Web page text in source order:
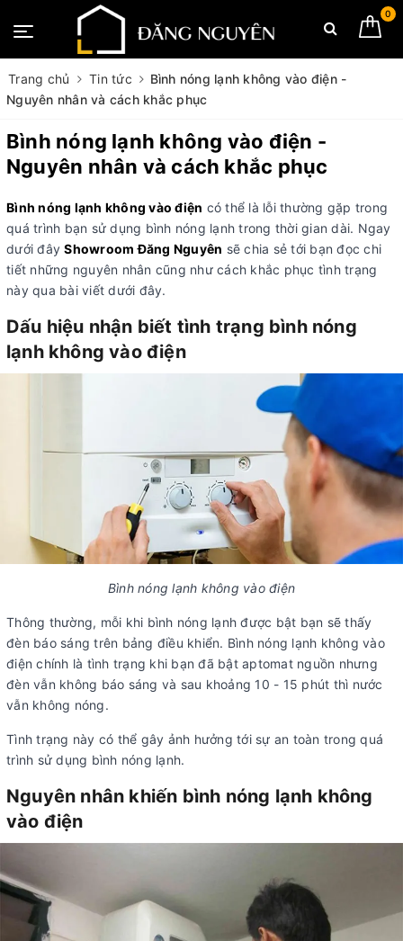
0
Trang chủ Tin tức
Bình nóng lạnh không vào điện -
Nguyên nhân và cách khắc phục
Bình nóng lạnh không vào điện -
Nguyên nhân và cách khắc phục
Bình nóng lạnh không vào điện có thể là lỗi thường gặp trong
quá trình bạn sử dụng bình nóng lạnh trong thời gian dài. Ngay
dưới đâyShowroom Đăng Nguyên sẽ chia sẻ tới bạn đọc chi
tiết những nguyên nhân cũng như cách khắc phục tình trạng
này qua bài viết dưới đây.
Dấu hiệu nhận biết tình trạng bình nóng
lạnh không vào điện
Bình nóng lạnh không vào điện
Thông thường, mỗi khi bình nóng lạnh được bật bạn sẽ thấy
đèn báo sáng trên bảng điều khiển. Bình nóng lạnh không vào
điện chính là tình trạng khi bạn đã bật aptomat nguồn nhưng
đèn vẫn không báo sáng và sau khoảng 10 - 15 phút thì nước
vẫn không nóng.
Tình trạng này có thể gây ảnh hưởng tới sự an toàn trong quá
trình sử dụng bình nóng lạnh.
Nguyên nhân khiến bình nóng lạnh không
vào điện